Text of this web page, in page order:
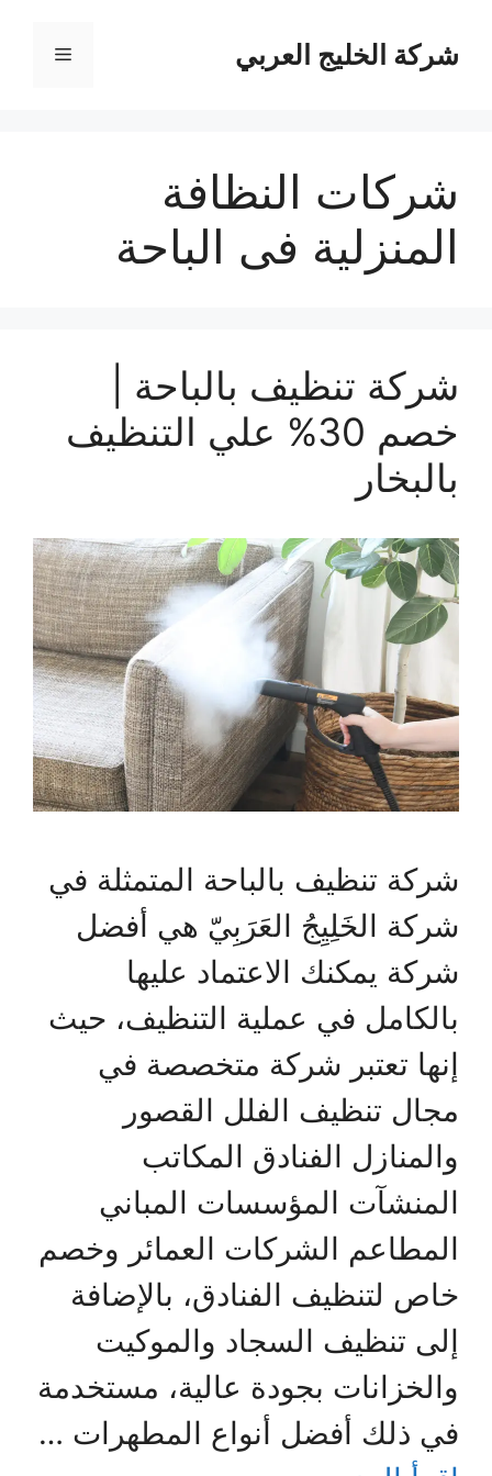
المحتوىشركة الخليج العربي القائمة
شركات النظافة
المنزلية فى الباحة
شركة تنظيف بالباحة |
خصم 30% علي التنظيف
بالبخار
شركة تنظيف بالباحة المتمثلة في
شركة الخَلِيِجُ العَرَبِيّ هي أفضل
شركة يمكنك الاعتماد عليها
بالكامل في عملية التنظيف، حيث
إنها تعتبر شركة متخصصة في
مجال تنظيف الفلل القصور
والمنازل الفنادق المكاتب
المنشآت المؤسسات المباني
المطاعم الشركات العمائر وخصم
خاص لتنظيف الفنادق، بالإضافة
إلى تنظيف السجاد والموكيت
والخزانات بجودة عالية، مستخدمة
في ذلك أفضل أنواع المطهرات …